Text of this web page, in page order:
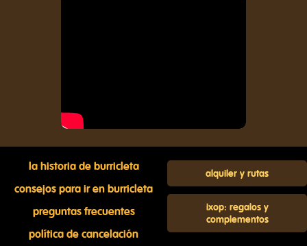
la historia de burricleta
consejos para ir en burricleta
preguntas frecuentes
política de cancelación
alquiler y rutas
ixop: regalos y
complementos